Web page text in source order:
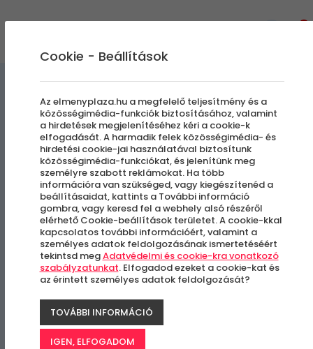
Sétahajózás a Balatonon
Siófok
-46%
Cookie - Beállítások
Az elmenyplaza.hu a megfelelő teljesítmény és a
közösségimédia-funkciók biztosításához, valamint
a hirdetések megjelenítéséhez kéri a cookie-k
elfogadását. A harmadik felek közösségimédia- és
hirdetési cookie-jai használatával biztosítunk
közösségimédia-funkciókat, és jelenítünk meg
személyre szabott reklámokat. Ha több
információra van szükséged, vagy kiegészítenéd a
beállításaidat, kattints a További információ
gombra, vagy keresd fel a webhely alsó részéről
elérhető Cookie-beállítások területet. A cookie-kkal
kapcsolatos további információért, valamint a
személyes adatok feldolgozásának ismertetéséért
tekintsd megAdatvédelmi és cookie-kra vonatkozó
szabályzatunkat. Elfogadod ezeket a cookie-kat és
az érintett személyes adatok feldolgozását?
TOVÁBBI INFORMÁCIÓ
IGEN, ELFOGADOM